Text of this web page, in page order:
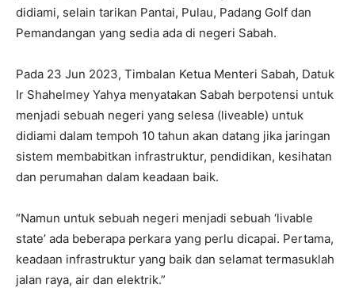
didiami, selain tarikan Pantai, Pulau, Padang Golf dan
Pemandangan yang sedia ada di negeri Sabah.
Pada 23 Jun 2023, Timbalan Ketua Menteri Sabah, Datuk
Ir Shahelmey Yahya menyatakan Sabah berpotensi untuk
menjadi sebuah negeri yang selesa (liveable) untuk
didiami dalam tempoh 10 tahun akan datang jika jaringan
sistem membabitkan infrastruktur, pendidikan, kesihatan
dan perumahan dalam keadaan baik.
“Namun untuk sebuah negeri menjadi sebuah ‘livable
state’ ada beberapa perkara yang perlu dicapai. Pertama,
keadaan infrastruktur yang baik dan selamat termasuklah
jalan raya, air dan elektrik.”